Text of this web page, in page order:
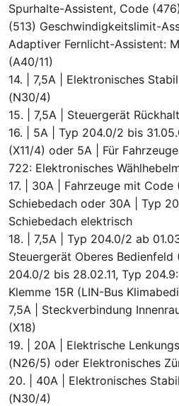
Spurhalte-Assistent, Code
(513) Geschwindigkeitslimit-
Adaptiver Fernlicht-Assistent:
(A40/11)
14. | 7,5A | Elektronisches
(N30/4)
15. | 7,5A | Steuergerät
16. | 5A | Typ 204.0/2 bis
(X11/4) oder 5A | Für
722: Elektronisches
17. | 30A | Fahrzeuge mit Code
Schiebedach oder 30A | Typ
Schiebedach elektrisch
18. | 7,5A | Typ 204.0/2 ab
Steuergerät Oberes Bedienfeld
204.0/2 bis 28.02.11, Typ
Klemme 15R (LIN-Bus
7,5A | Steckverbindung
(X18)
19. | 20A | Elektrische
(N26/5) oder Elektronisches
20. | 40A | Elektronisches
(N30/4)